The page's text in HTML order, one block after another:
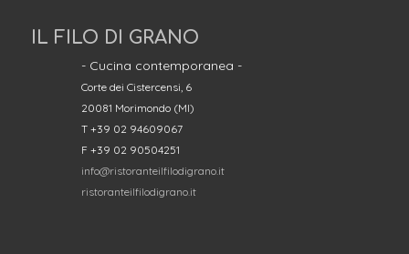
IL FILO DI GRANO
- Cucina contemporanea -
Corte dei Cistercensi, 6
20081 Morimondo (MI)
T +39 02 94609067
F +39 02 90504251
info@ristoranteilfilodigrano.it
ristoranteilfilodigrano.it